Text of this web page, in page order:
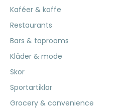
Kaféer & kaffe
Restaurants
Bars & taprooms
Kläder & mode
Skor
Sportartiklar
Grocery & convenience